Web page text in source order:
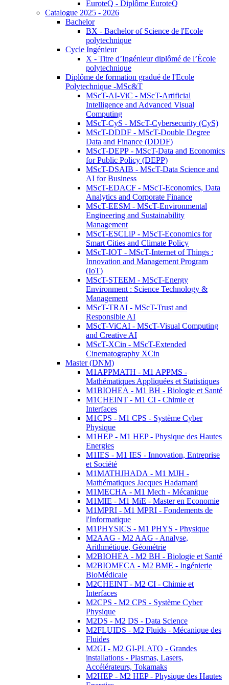
EuroteQ - Diplôme EuroteQ
Catalogue 2025 - 2026
Bachelor
BX - Bachelor of Science de l'Ecole
polytechnique
Cycle Ingénieur
X - Titre d’Ingénieur diplômé de l’École
polytechnique
Diplôme de formation gradué de l'Ecole
Polytechnique -MSc&T
MScT-AI-ViC - MScT-Artificial
Intelligence and Advanced Visual
Computing
MScT-CyS - MScT-Cybersecurity (CyS)
MScT-DDDF - MScT-Double Degree
Data and Finance (DDDF)
MScT-DEPP - MScT-Data and Economics
for Public Policy (DEPP)
MScT-DSAIB - MScT-Data Science and
AI for Business
MScT-EDACF - MScT-Economics, Data
Analytics and Corporate Finance
MScT-EESM - MScT-Environmental
Engineering and Sustainability
Management
MScT-ESCLiP - MScT-Economics for
Smart Cities and Climate Policy
MScT-IOT - MScT-Internet of Things :
Innovation and Management Program
(IoT)
MScT-STEEM - MScT-Energy
Environment : Science Technology &
Management
MScT-TRAI - MScT-Trust and
Responsible AI
MScT-ViCAI - MScT-Visual Computing
and Creative AI
MScT-XCin - MScT-Extended
Cinematography XCin
Master (DNM)
M1APPMATH - M1 APPMS -
Mathématiques Appliquées et Statistiques
M1BIOHEA - M1 BH - Biologie et Santé
M1CHEINT - M1 CI - Chimie et
Interfaces
M1CPS - M1 CPS - Système Cyber
Physique
M1HEP - M1 HEP - Physique des Hautes
Energies
M1IES - M1 IES - Innovation, Entreprise
et Société
M1MATHJHADA - M1 MJH -
Mathématiques Jacques Hadamard
M1MECHA - M1 Mech - Mécanique
M1MIE - M1 MiE - Master en Economie
M1MPRI - M1 MPRI - Fondements de
l'Informatique
M1PHYSICS - M1 PHYS - Physique
M2AAG - M2 AAG - Analyse,
Arithmétique, Géométrie
M2BIOHEA - M2 BH - Biologie et Santé
M2BIOMECA - M2 BME - Ingénierie
BioMédicale
M2CHEINT - M2 CI - Chimie et
Interfaces
M2CPS - M2 CPS - Système Cyber
Physique
M2DS - M2 DS - Data Science
M2FLUIDS - M2 Fluids - Mécanique des
Fluides
M2GI - M2 GI-PLATO - Grandes
installations - Plasmas, Lasers,
Accélérateurs, Tokamaks
M2HEP - M2 HEP - Physique des Hautes